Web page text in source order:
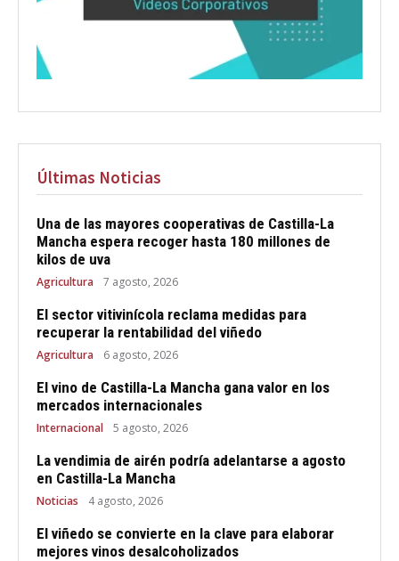
Últimas Noticias
Una de las mayores cooperativas de Castilla-La
Mancha espera recoger hasta 180 millones de
kilos de uva
Agricultura 7 agosto, 2026
El sector vitivinícola reclama medidas para
recuperar la rentabilidad del viñedo
Agricultura 6 agosto, 2026
El vino de Castilla-La Mancha gana valor en los
mercados internacionales
Internacional 5 agosto, 2026
La vendimia de airén podría adelantarse a agosto
en Castilla-La Mancha
Noticias 4 agosto, 2026
El viñedo se convierte en la clave para elaborar
mejores vinos desalcoholizados